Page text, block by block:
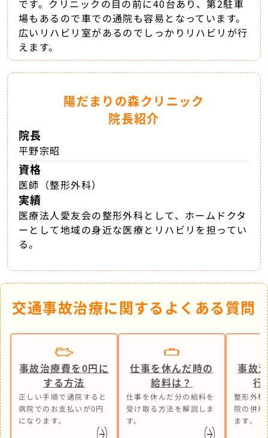
です。クリニックの目の前に40台あり、第2駐車
場もあるので車での通院も容易となっています。
広いリハビリ室があるのでしっかりリハビリが行
えます。
陽だまりの森クリニック
院長紹介
院長
平野宗昭
資格
医師（整形外科）
実績
医療法人愛友会の整形外科として、ホームドクタ
ーとして地域の身近な医療とリハビリを担ってい
る。
交通事故治療に関するよくある質問
事故治療費を0円に
する方法
正しい手順で通院すると
病院でのお支払いが0円
になります。
仕事を休んだ時の
給料は？
仕事を休んだ分の給料を
受け取る方法を解説しま
す。
事故
行
整形外
院の併
ます。